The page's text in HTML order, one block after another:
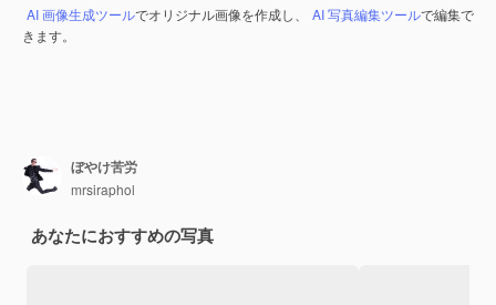
AI 画像生成ツールでオリジナル画像を作成し、 AI 写真編集ツールで編集で
きます。
ぼやけ苦労
mrsiraphol
あなたにおすすめの写真